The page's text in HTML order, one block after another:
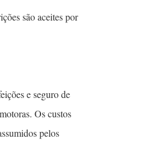
são aceites por
e seguro de
Os custos
pelos